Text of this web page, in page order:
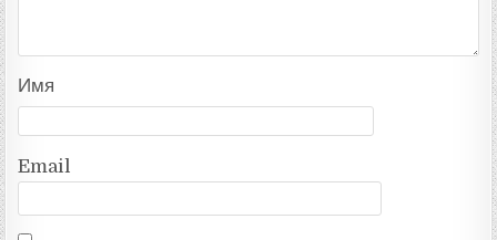
Имя
Email